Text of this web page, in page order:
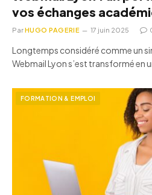
vos échanges
ParHUGO PAGERIE 17 juin 2025
Longtemps considéré comme un
Webmail Lyon s’est transformé en
FORMATION & EMPLOI